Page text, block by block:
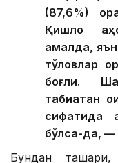
(87,6%)
Қишлоқ
амалда,
тўловлар
боғлиқ.
табиатан
сифатида
бўлса-да, —
Бундан